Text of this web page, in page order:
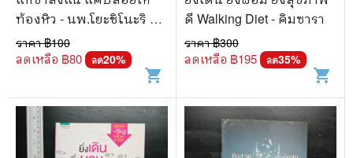
ท้องหิว - นพ.โยะชิโนะริ นะ
งุโมะ
ราคา ฿100
ลดเหลือ ฿80 ลด20%
shopping_cart
ดี Walking Diet - คิมซารา
ราคา ฿300
ลดเหลือ ฿195 ลด35%
shopping_cart